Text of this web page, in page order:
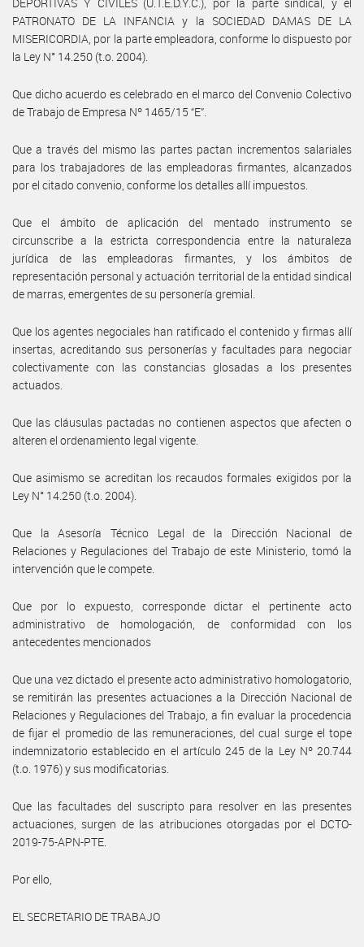
PATRONATO DE LA INFANCIA y la SOCIEDAD DAMAS DE LA
MISERICORDIA, por la parte empleadora, conforme lo dispuesto por
la Ley N° 14.250 (t.o. 2004).
Que dicho acuerdo es celebrado en el marco del Convenio Colectivo
de Trabajo de Empresa Nº 1465/15 “E”.
Que a través del mismo las partes pactan incrementos salariales
para los trabajadores de las empleadoras firmantes, alcanzados
por el citado convenio, conforme los detalles allí impuestos.
Que el ámbito de aplicación del mentado instrumento se
circunscribe a la estricta correspondencia entre la naturaleza
jurídica de las empleadoras firmantes, y los ámbitos de
representación personal y actuación territorial de la entidad sindical
de marras, emergentes de su personería gremial.
Que los agentes negociales han ratificado el contenido y firmas allí
insertas, acreditando sus personerías y facultades para negociar
colectivamente con las constancias glosadas a los presentes
actuados.
Que las cláusulas pactadas no contienen aspectos que afecten o
alteren el ordenamiento legal vigente.
Que asimismo se acreditan los recaudos formales exigidos por la
Ley N° 14.250 (t.o. 2004).
Que la Asesoría Técnico Legal de la Dirección Nacional de
Relaciones y Regulaciones del Trabajo de este Ministerio, tomó la
intervención que le compete.
Que por lo expuesto, corresponde dictar el pertinente acto
administrativo de homologación, de conformidad con los
antecedentes mencionados
Que una vez dictado el presente acto administrativo homologatorio,
se remitirán las presentes actuaciones a la Dirección Nacional de
Relaciones y Regulaciones del Trabajo, a fin evaluar la procedencia
de fijar el promedio de las remuneraciones, del cual surge el tope
indemnizatorio establecido en el artículo 245 de la Ley Nº 20.744
(t.o. 1976) y sus modificatorias.
Que las facultades del suscripto para resolver en las presentes
actuaciones, surgen de las atribuciones otorgadas por el DCTO-
2019-75-APN-PTE.
Por ello,
EL SECRETARIO DE TRABAJO